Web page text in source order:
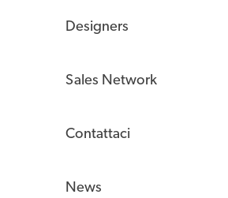
Designers
Sales Network
Contattaci
News